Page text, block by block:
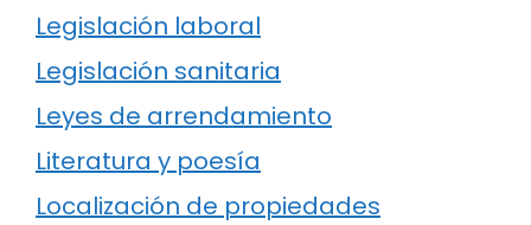
Legislación laboral
Legislación sanitaria
Leyes de arrendamiento
Literatura y poesía
Localización de propiedades